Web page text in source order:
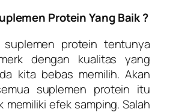
Protein Yang Baik ?
protein tentunya
dengan kualitas yang
kita bebas memilih. Akan
suplemen protein itu
memiliki efek samping. Salah